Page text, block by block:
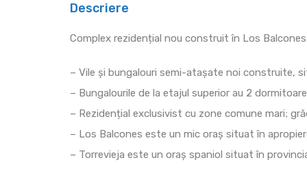
Descriere
Complex rezidențial nou construit în Los
– Vile și bungalouri semi-atașate noi construite,
– Bungalourile de la etajul superior au 2
– Rezidențial exclusivist cu zone comune mari;
– Los Balcones este un mic oraș situat în
– Torrevieja este un oraș spaniol situat în